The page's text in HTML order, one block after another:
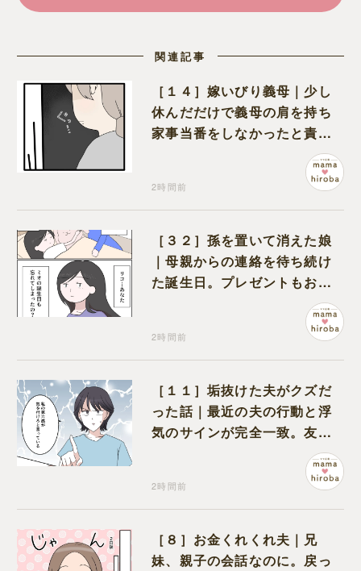
関連記事
［１４］嫁いびり義母｜少し
休んだだけで義母の肩を持ち
家事当番をしなかったと責め
2時間前
［３２］孫を置いて消えた娘
｜母親からの連絡を待ち続け
た誕生日。プレゼントもお祝
2時間前
［１１］垢抜けた夫がクズだ
った話｜最近の夫の行動と浮
気のサインが完全一致。友人
2時間前
［８］お金くれくれ夫｜兄
妹、親子の会話なのに。戻っ